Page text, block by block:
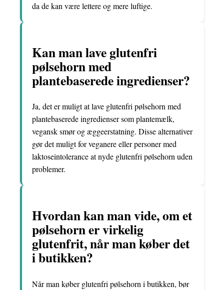
da de kan være lettere og mere luftige.
Kan man lave glutenfri
pølsehorn med
plantebaserede ingredienser?
Ja, det er muligt at lave glutenfri pølsehorn med
plantebaserede ingredienser som plantemælk,
vegansk smør og æggeerstatning. Disse alternativer
gør det muligt for veganere eller personer med
laktoseintolerance at nyde glutenfri pølsehorn uden
problemer.
Hvordan kan man vide, om et
pølsehorn er virkelig
glutenfrit, når man køber det
i butikken?
Når man køber glutenfri pølsehorn i butikken, bør